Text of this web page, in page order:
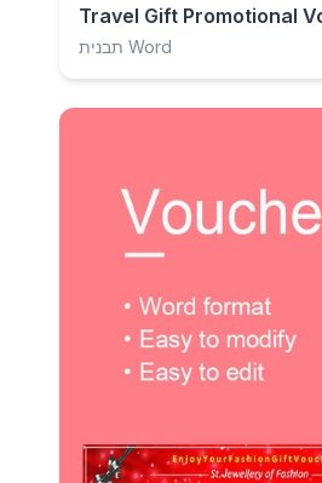
Travel Gift Promotional
תבנית Word